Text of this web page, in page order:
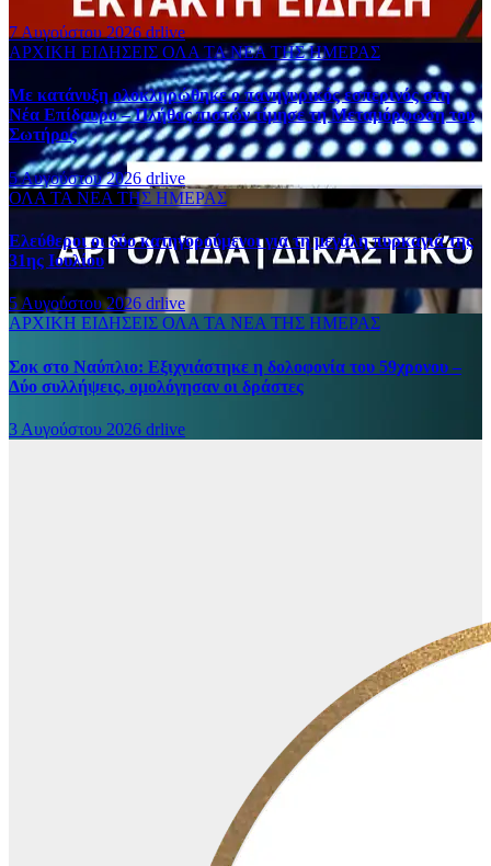
7 Αυγούστου 2026drlive
ΑΡΧΙΚΗ ΕΙΔΗΣΕΙΣ ΟΛΑ ΤΑ ΝΕΑ ΤΗΣ ΗΜΕΡΑΣ
Με κατάνυξη ολοκληρώθηκε ο πανηγυρικός εσπερινός στη
Νέα Επίδαυρο – Πλήθος πιστών τίμησε τη Μεταμόρφωση του
Σωτήρος
5 Αυγούστου 2026 drlive
ΟΛΑ ΤΑ ΝΕΑ ΤΗΣ ΗΜΕΡΑΣ
Ελεύθεροι οι δύο κατηγορούμενοι για τη μεγάλη πυρκαγιά της
31ης Ιουλίου
5 Αυγούστου 2026 drlive
ΑΡΧΙΚΗ ΕΙΔΗΣΕΙΣ ΟΛΑ ΤΑ ΝΕΑ ΤΗΣ ΗΜΕΡΑΣ
Σοκ στο Ναύπλιο: Εξιχνιάστηκε η δολοφονία του 59χρονου –
Δύο συλλήψεις, ομολόγησαν οι δράστες
3 Αυγούστου 2026 drlive